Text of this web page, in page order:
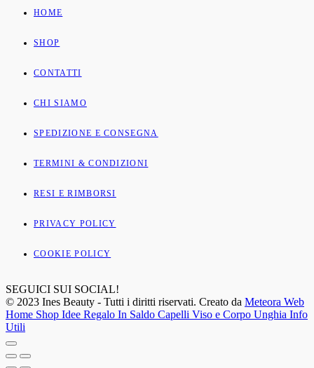
HOME
SHOP
CONTATTI
CHI SIAMO
SPEDIZIONE E CONSEGNA
TERMINI & CONDIZIONI
RESI E RIMBORSI
PRIVACY POLICY
COOKIE POLICY
SEGUICI SUI SOCIAL!
© 2023 Ines Beauty - Tutti i diritti riservati. Creato da Meteora Web
Home Shop Idee Regalo In Saldo Capelli Viso e Corpo Unghia Info
Utili